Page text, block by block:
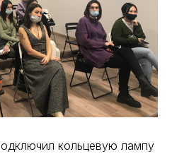
кольцевую лампу